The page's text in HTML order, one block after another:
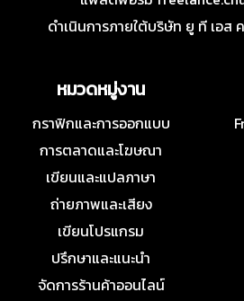
ดำเนินการภายใต้บริษัท ยู ที เอส
หมวดหมู่งาน
กราฟิกและการออกแบบ
การตลาดและโฆษณา
เขียนและแปลภาษา
ถ่ายภาพและเสียง
เขียนโปรแกรม
ปรึกษาและแนะนำ
จัดการร้านค้าออนไลน์